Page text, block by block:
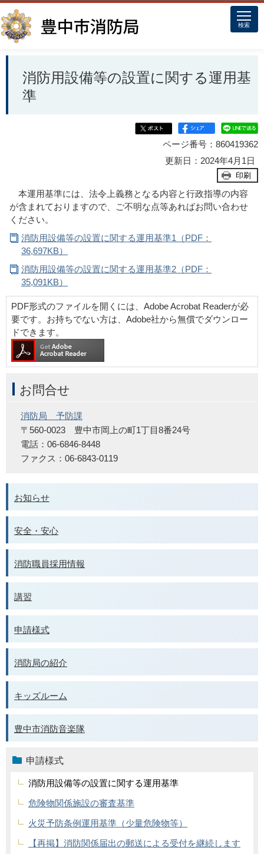
このページの本文へ移動
検索
消防用設備等の設置に関する運用基
準
ページ番号：860419362
更新日：2024年4月1日
印刷
本運用基準には、法令上義務となる内容と行政指導の内容
が含まれておりますので、ご不明な点等あればお問い合わせ
ください。
消防用設備等の設置に関する運用基準1（PDF：
36,697KB）
消防用設備等の設置に関する運用基準2（PDF：
35,091KB）
PDF形式のファイルを開くには、Adobe Acrobat Readerが必
要です。お持ちでない方は、Adobe社から無償でダウンロー
ドできます。
お問合せ
消防局 予防課
〒560-0023 豊中市岡上の町1丁目8番24号
電話：06-6846-8448
ファクス：06-6843-0119
お知らせ
安全・安心
消防職員採用情報
講習
申請様式
消防局の紹介
キッズルーム
豊中市消防音楽隊
申請様式
消防用設備等の設置に関する運用基準
危険物関係施設の審査基準
火災予防条例運用基準（少量危険物等）
【再掲】消防関係届出の郵送による受付を継続します